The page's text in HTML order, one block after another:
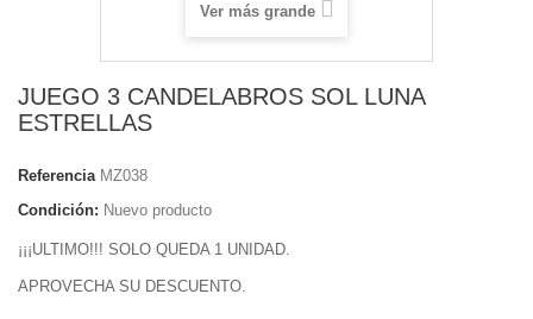
Ver más grande
JUEGO 3 CANDELABROS SOL LUNA
ESTRELLAS
Referencia MZ038
Condición: Nuevo producto
¡¡¡ULTIMO!!! SOLO QUEDA 1 UNIDAD.
APROVECHA SU DESCUENTO.